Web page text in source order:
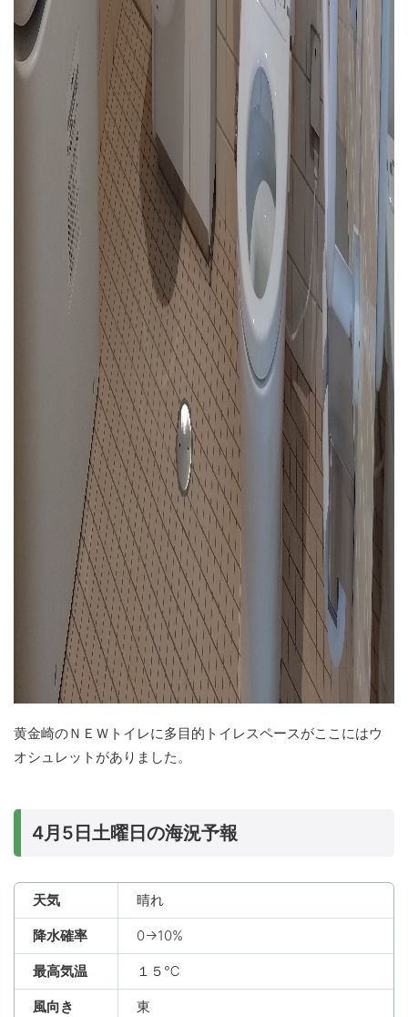
黄金崎のＮＥＷトイレに多目的トイレスペースがここにはウ
オシュレットがありました。
4月5日土曜日の海況予報
天気 晴れ
降水確率 0→10%
最高気温 １５℃
風向き 東